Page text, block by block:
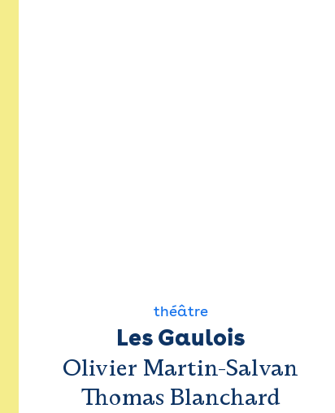
théâtre
Les Gaulois
Olivier Martin-Salvan
Thomas Blanchard